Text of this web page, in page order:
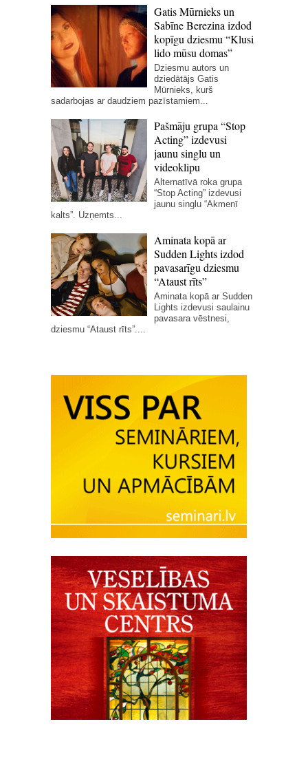
Gatis Mūrnieks un
Sabīne Berezina izdod
kopīgu dziesmu “Klusi
lido mūsu domas”
Dziesmu autors un
dziedātājs Gatis
Mūrnieks, kurš
sadarbojas ar daudziem pazīstamiem...
Pašmāju grupa “Stop
Acting” izdevusi
jaunu singlu un
videoklipu
Alternatīvā roka grupa
“Stop Acting” izdevusi
jaunu singlu “Akmenī
kalts”. Uzņemts...
Aminata kopā ar
Sudden Lights izdod
pavasarīgu dziesmu
“Ataust rīts”
Aminata kopā ar Sudden
Lights izdevusi saulainu
pavasara vēstnesi,
dziesmu “Ataust rīts”....